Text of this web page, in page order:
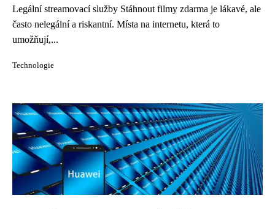
Legální streamovací služby Stáhnout filmy zdarma je lákavé, ale
často nelegální a riskantní. Místa na internetu, která to
umožňují,...
Technologie